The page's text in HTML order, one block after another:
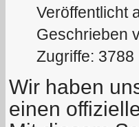
Veröffentlicht
Geschrieben
Zugriffe: 3788
Wir haben
einen